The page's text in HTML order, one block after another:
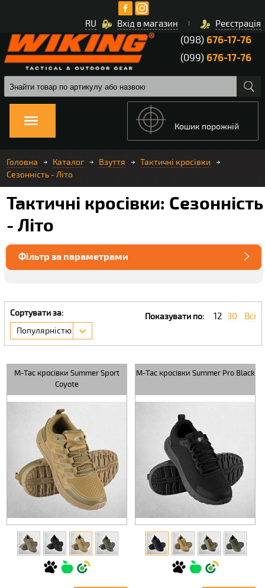
Вхід в магазин Реєстрація
RU
(098)676-17-76
(099)676-17-76
Кошик порожній
Головна Каталог Взуття
Тактичні кросівки
Сезонність - Літо
Тактичні кросівки: Сезонність
- Літо
Фільтр за параметрами
Сортувати за:
Популярністю
Показувати по: 12 30 Всі
M-Tac кросівки Summer Sport
Coyote
M-Tac кросівки Summer Pro Black